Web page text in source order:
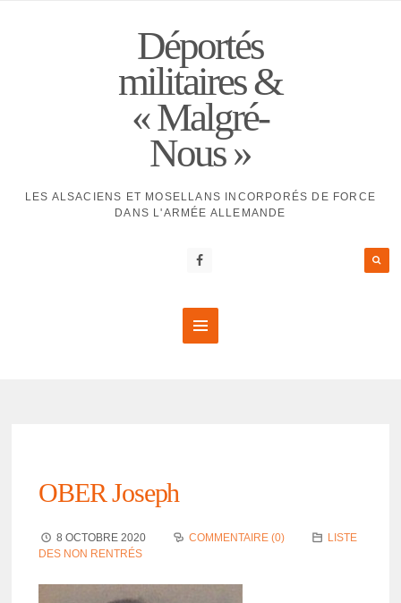
Déportés
militaires &
« Malgré-
Nous »
LES ALSACIENS ET MOSELLANS INCORPORÉS DE FORCE
DANS L'ARMÉE ALLEMANDE
OBER Joseph
8 OCTOBRE 2020 COMMENTAIRE (0)
LISTE
DES NON RENTRÉS